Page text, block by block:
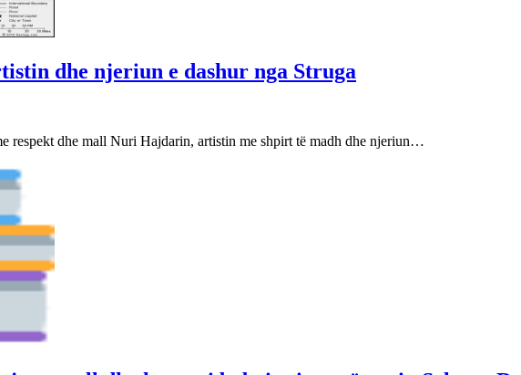
dhe njeriun e dashur nga Struga
respekt dhe mall Nuri Hajdarin, artistin me shpirt të madh dhe njeriun…